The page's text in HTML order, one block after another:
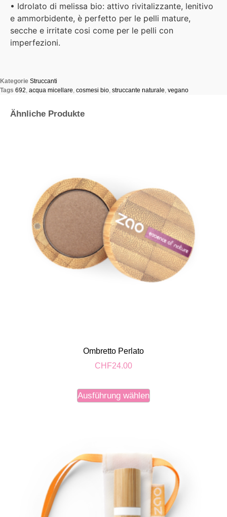
• Idrolato di melissa bio: attivo rivitalizzante, lenitivo
e ammorbidente, è perfetto per le pelli mature,
secche e irritate cosi come per le pelli con
imperfezioni.
Kategorie Struccanti
Tags 692 acqua micellare cosmesi bio struccante naturale vegano
Ähnliche Produkte
Ombretto Perlato
CHF24.00
Ausführung wählen